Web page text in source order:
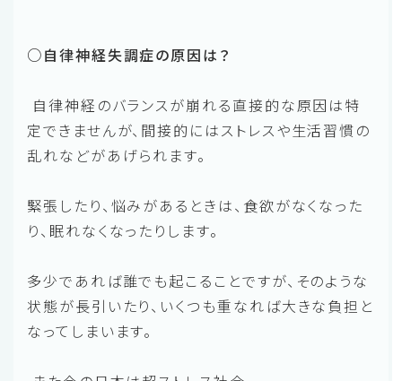
○自律神経失調症の原因は？
自律神経のバランスが崩れる直接的な原因は特
定できませんが、間接的にはストレスや生活習慣の
乱れなどがあげられます。
緊張したり、悩みがあるときは、食欲がなくなった
り、眠れなくなったりします。
多少であれば誰でも起こることですが、そのような
状態が長引いたり、いくつも重なれば大きな負担と
なってしまいます。